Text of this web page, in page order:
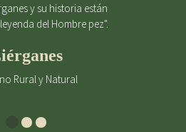
y su historia están
del Hombre pez".
Rural y Natural